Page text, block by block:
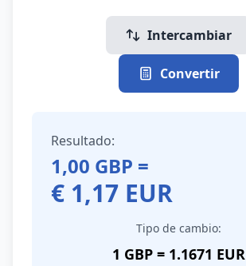
Intercambiar
Convertir
Resultado:
1,00 GBP =
€ 1,17 EUR
Tipo de cambio:
1 GBP = 1.1671 EUR